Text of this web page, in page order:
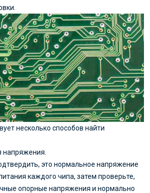
несколько способов найти
это нормальное напряжение
каждого чипа, затем проверьте,
опорные напряжения и нормально